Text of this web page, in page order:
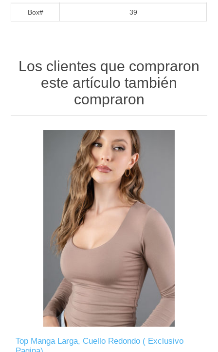
Box# 39
Los clientes que compraron
este artículo también
compraron
Top Manga Larga, Cuello Redondo ( Exclusivo